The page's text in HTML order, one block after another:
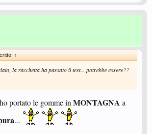
↑
la racchetta ha passato il test... potrebbe essere??
portato le gomme in MONTAGNA a
...